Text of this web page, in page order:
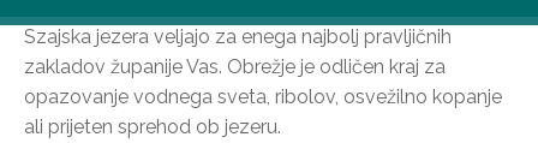
Szajska jezera veljajo za enega najbolj pravljičnih
zakladov županije Vas. Obrežje je odličen kraj za
opazovanje vodnega sveta, ribolov, osvežilno kopanje
ali prijeten sprehod ob jezeru.